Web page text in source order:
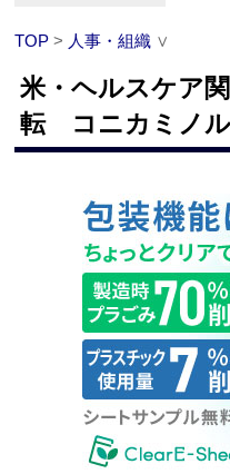
TOP > 人事・組織 ∨
米・ヘルスケア
転 コニカミノ